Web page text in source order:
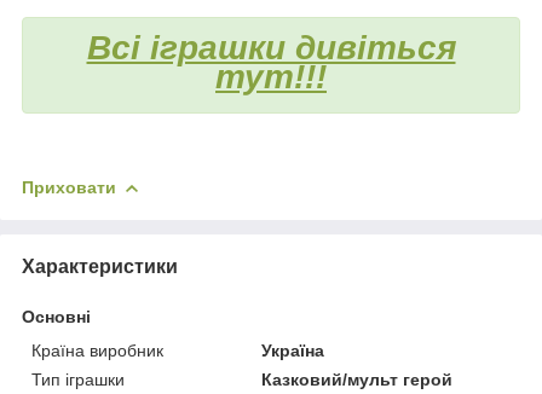
Всі іграшки дивіться
тут!!!
Приховати
Характеристики
Основні
Країна виробник
Україна
Тип іграшки
Казковий/мульт герой